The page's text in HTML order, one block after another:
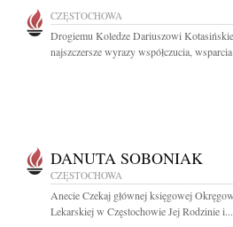
CZĘSTOCHOWA
Drogiemu Koledze Dariuszowi
najszczersze wyrazy współczucia,
DANUTA SOBONIAK
CZĘSTOCHOWA
Anecie Czekaj głównej księgowej
Lekarskiej w Częstochowie Jej Rodzinie i...